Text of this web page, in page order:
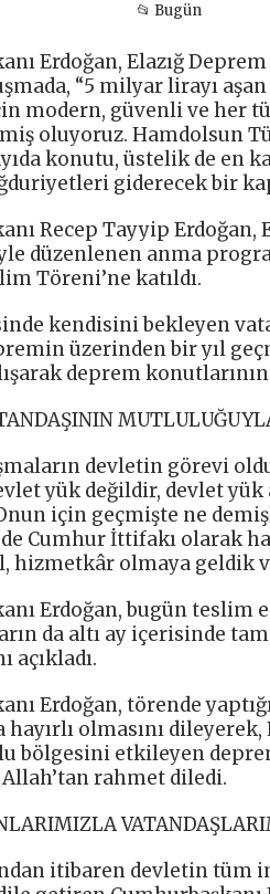
📂 Bugün
Erdoğan, Elazığ
“5 milyar lirayı
modern, güvenli ve her
oluyoruz. Hamdolsun
konutu, üstelik de en
giderecek bir
Recep Tayyip
düzenlenen anma
Töreni’ne katıldı.
kendisini bekleyen
üzerinden bir yıl
deprem
devletin görevi
yük değildir, devlet
için geçmişte ne
Cumhur İttifakı olarak
hizmetkâr olmaya geldik
Erdoğan, bugün teslim
da altı ay içerisinde
açıkladı.
Erdoğan, törende
olmasını
bölgesini etkileyen
rahmet diledi.
itibaren devletin tüm